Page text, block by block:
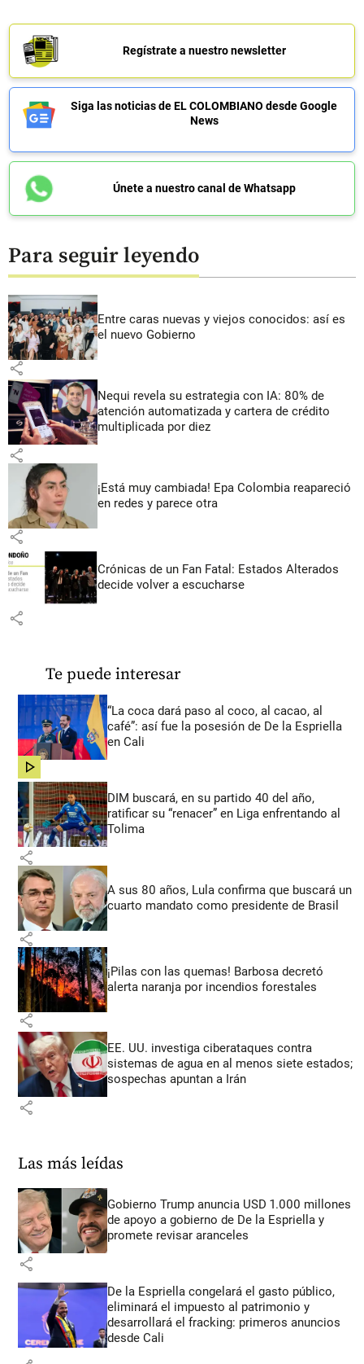
Regístrate a nuestro newsletter
Siga las noticias de EL COLOMBIANO desde Google
News
Únete a nuestro canal de Whatsapp
Para seguir leyendo
Entre caras nuevas y viejos conocidos: así es
el nuevo Gobierno
share
Nequi revela su estrategia con IA: 80% de
atención automatizada y cartera de crédito
multiplicada por diez
share
¡Está muy cambiada! Epa Colombia reapareció
en redes y parece otra
share
Crónicas de un Fan Fatal: Estados Alterados
decide volver a escucharse
share
Te puede interesar
“La coca dará paso al coco, al cacao, al
café”: así fue la posesión de De la Espriella
en Cali
share
DIM buscará, en su partido 40 del año,
ratificar su “renacer” en Liga enfrentando al
Tolima
share
A sus 80 años, Lula confirma que buscará un
cuarto mandato como presidente de Brasil
share
¡Pilas con las quemas! Barbosa decretó
alerta naranja por incendios forestales
share
EE. UU. investiga ciberataques contra
sistemas de agua en al menos siete estados;
sospechas apuntan a Irán
share
Las más leídas
Gobierno Trump anuncia USD 1.000 millones
de apoyo a gobierno de De la Espriella y
promete revisar aranceles
share
De la Espriella congelará el gasto público,
eliminará el impuesto al patrimonio y
desarrollará el fracking: primeros anuncios
desde Cali